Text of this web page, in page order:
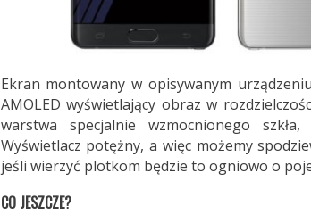
Ekran montowany w opisywanym
AMOLED wyświetlający obraz w
warstwa specjalnie wzmocnionego
Wyświetlacz potężny, a więc możemy
jeśli wierzyć plotkom będzie to ogniowo o
CO JESZCZE?